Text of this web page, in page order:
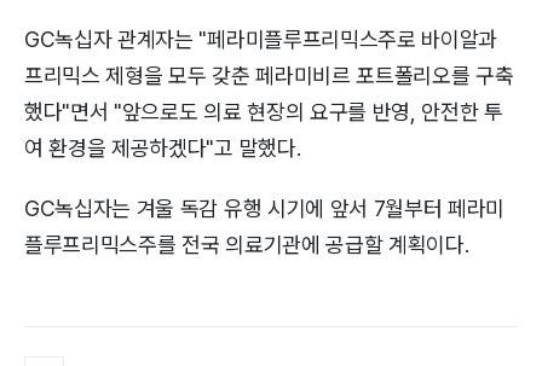
GC녹십자 관계자는 "페라미플루프리믹스주로 바이알과
프리믹스 제형을 모두 갖춘 페라미비르 포트폴리오를 구축
했다"면서 "앞으로도 의료 현장의 요구를 반영, 안전한 투
여 환경을 제공하겠다"고 말했다.
GC녹십자는 겨울 독감 유행 시기에 앞서 7월부터 페라미
플루프리믹스주를 전국 의료기관에 공급할 계획이다.